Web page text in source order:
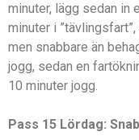
minuter, lägg sedan in
minuter i
men snabbare än
jogg, sedan en
10 minuter jogg.
Pass 15 Lördag: